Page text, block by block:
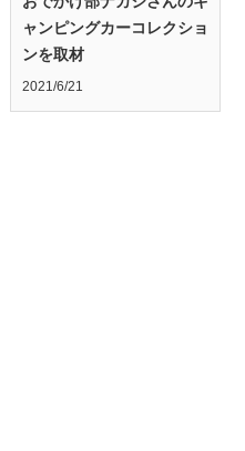
ャンピングカーコレクショ
ンを取材
2021/6/21